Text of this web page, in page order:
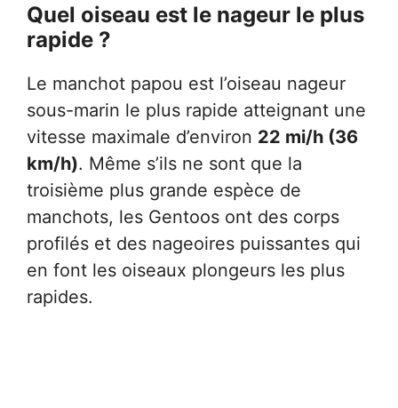
Quel oiseau est le nageur le plus
rapide ?
Le manchot papou est l’oiseau nageur
sous-marin le plus rapide atteignant une
vitesse maximale d’environ 22 mi/h (36
km/h). Même s’ils ne sont que la
troisième plus grande espèce de
manchots, les Gentoos ont des corps
profilés et des nageoires puissantes qui
en font les oiseaux plongeurs les plus
rapides.